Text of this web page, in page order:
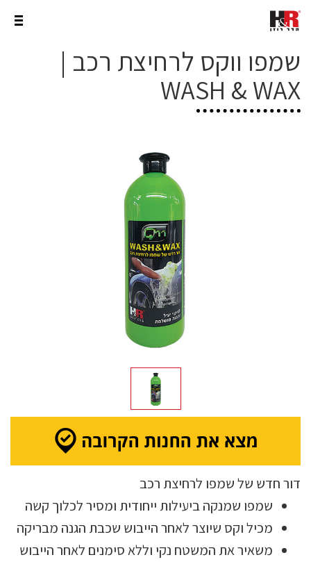
שמפו ווקס לרחיצת רכב |
WASH & WAX
דור חדש של שמפו לרחיצת רכב
שמפו שמנקה ביעילות ייחודית ומסיר לכלוך קשה
מכיל וקס שיוצר לאחר הייבוש שכבת הגנה מבריקה
משאיר את המשטח נקי וללא סימנים לאחר הייבוש